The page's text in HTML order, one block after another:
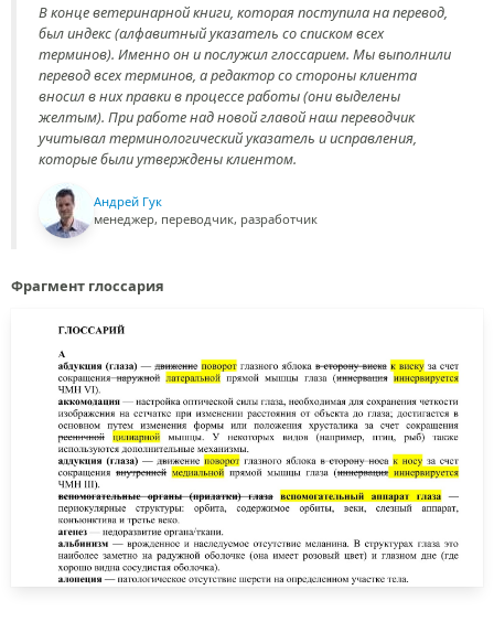
В конце ветеринарной книги, которая поступила на перевод,
был индекс (алфавитный указатель со списком всех
терминов). Именно он и послужил глоссарием. Мы выполнили
перевод всех терминов, а редактор со стороны клиента
вносил в них правки в процессе работы (они выделены
желтым). При работе над новой главой наш переводчик
учитывал терминологический указатель и исправления,
которые были утверждены клиентом.
Андрей Гук
менеджер, переводчик, разработчик
Фрагмент глоссария